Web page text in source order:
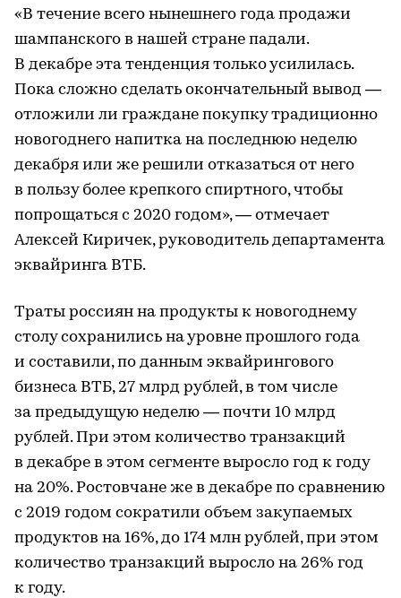
«В течение всего нынешнего года продажи
шампанского в нашей стране падали.
В декабре эта тенденция только усилилась.
Пока сложно сделать окончательный вывод —
отложили ли граждане покупку традиционно
новогоднего напитка на последнюю неделю
декабря или же решили отказаться от него
в пользу более крепкого спиртного, чтобы
попрощаться с 2020 годом», — отмечает
Алексей Киричек, руководитель департамента
эквайринга ВТБ.
Траты россиян на продукты к новогоднему
столу сохранились на уровне прошлого года
и составили, по данным эквайрингового
бизнеса ВТБ, 27 млрд рублей, в том числе
за предыдущую неделю — почти 10 млрд
рублей. При этом количество транзакций
в декабре в этом сегменте выросло год к году
на 20%. Ростовчане же в декабре по сравнению
с 2019 годом сократили объем закупаемых
продуктов на 16%, до 174 млн рублей, при этом
количество транзакций выросло на 26% год
к году.